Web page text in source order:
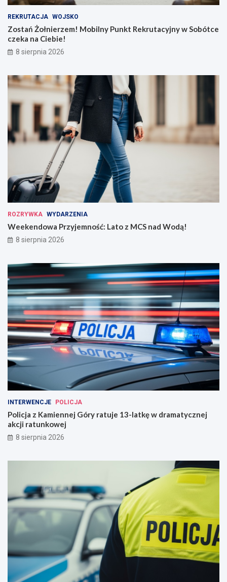
REKRUTACJA WOJSKO
Zostań Żołnierzem! Mobilny Punkt Rekrutacyjny w Sobótce
czeka na Ciebie!
8 sierpnia 2026
ROZRYWKA WYDARZENIA
Weekendowa Przyjemność: Lato z MCS nad Wodą!
8 sierpnia 2026
INTERWENCJE POLICJA
Policja z Kamiennej Góry ratuje 13-latkę w dramatycznej
akcji ratunkowej
8 sierpnia 2026